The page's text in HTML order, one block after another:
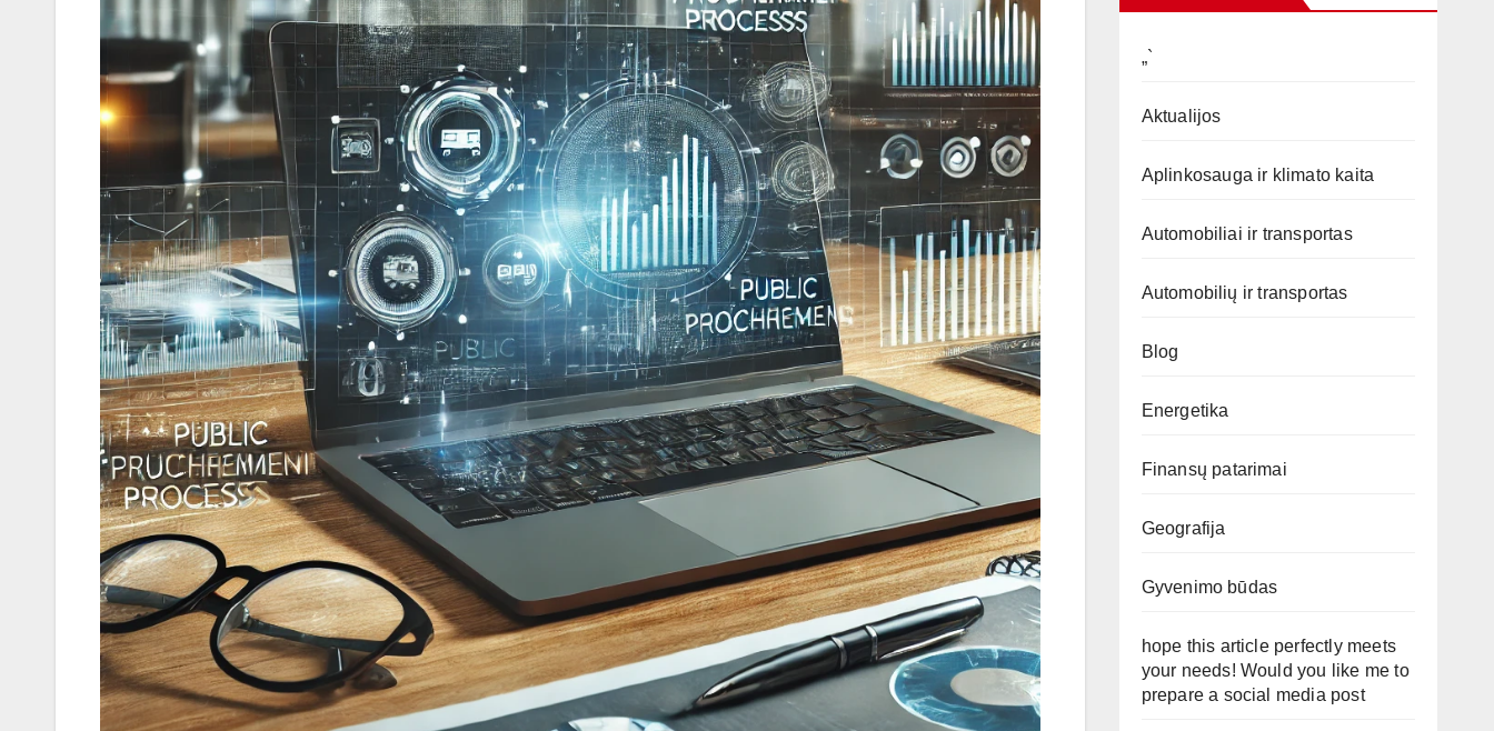
„`
Aktualijos
Aplinkosauga ir klimato kaita
Automobiliai ir transportas
Automobilių ir transportas
Blog
Energetika
Finansų patarimai
Geografija
Gyvenimo būdas
hope this article perfectly meets
your needs! Would you like me to
prepare a social media post